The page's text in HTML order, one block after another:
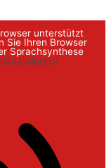
unterstützt
Sie Ihren Browser
Sprachsynthese